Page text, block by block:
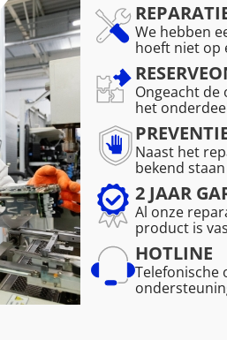
We hebben
hoeft niet op
Ongeacht de
het
Naast het
bekend
2 JAAR
Al onze
product is
HOTLINE
Telefonische